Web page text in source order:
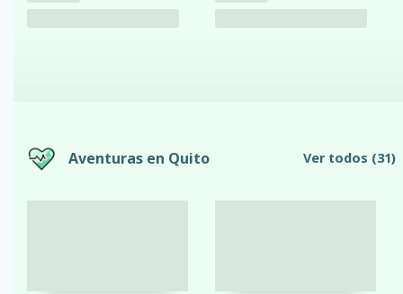
Aventuras en Quito Ver todos (31)